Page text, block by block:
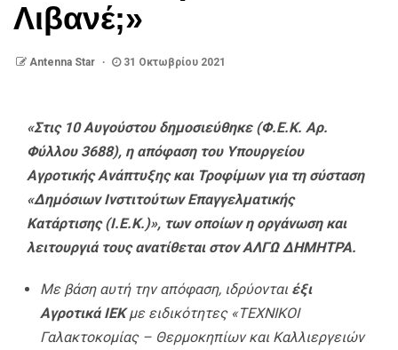
Λιβανέ;»
Antenna Star 31 Οκτωβρίου 2021
«Στις 10 Αυγούστου δημοσιεύθηκε (Φ.Ε.Κ. Αρ.
Φύλλου 3688), η απόφαση του Υπουργείου
Αγροτικής Ανάπτυξης και Τροφίμων για τη σύσταση
«Δημόσιων Ινστιτούτων Επαγγελματικής
Κατάρτισης (Ι.Ε.Κ.)», των οποίων η οργάνωση και
λειτουργιά τους ανατίθεται στον ΑΛΓΩ ΔΗΜΗΤΡΑ.
Με βάση αυτή την απόφαση, ιδρύονται έξι
Αγροτικά ΙΕΚμε ειδικότητες «ΤΕΧΝΙΚΟΙ
Γαλακτοκομίας – Θερμοκηπίων και Καλλιεργειών